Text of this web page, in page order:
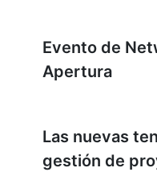
Evento de
Apertura
Las nuevas
gestión de